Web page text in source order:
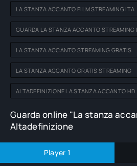
LA STANZA ACCANTO FILM STREAMING ITA
GUARDA LA STANZA ACCANTO STREAMING
LA STANZA ACCANTO STREAMING GRATIS
LA STANZA ACCANTO GRATIS STREAMING
ALTADEFINIZIONE LA STANZA ACCANTO HD
Guarda online "La stanza
Altadefinizione
Player 1